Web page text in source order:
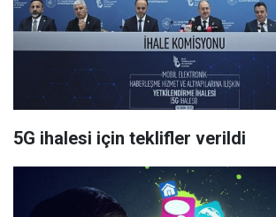
5G ihalesi için teklifler verildi